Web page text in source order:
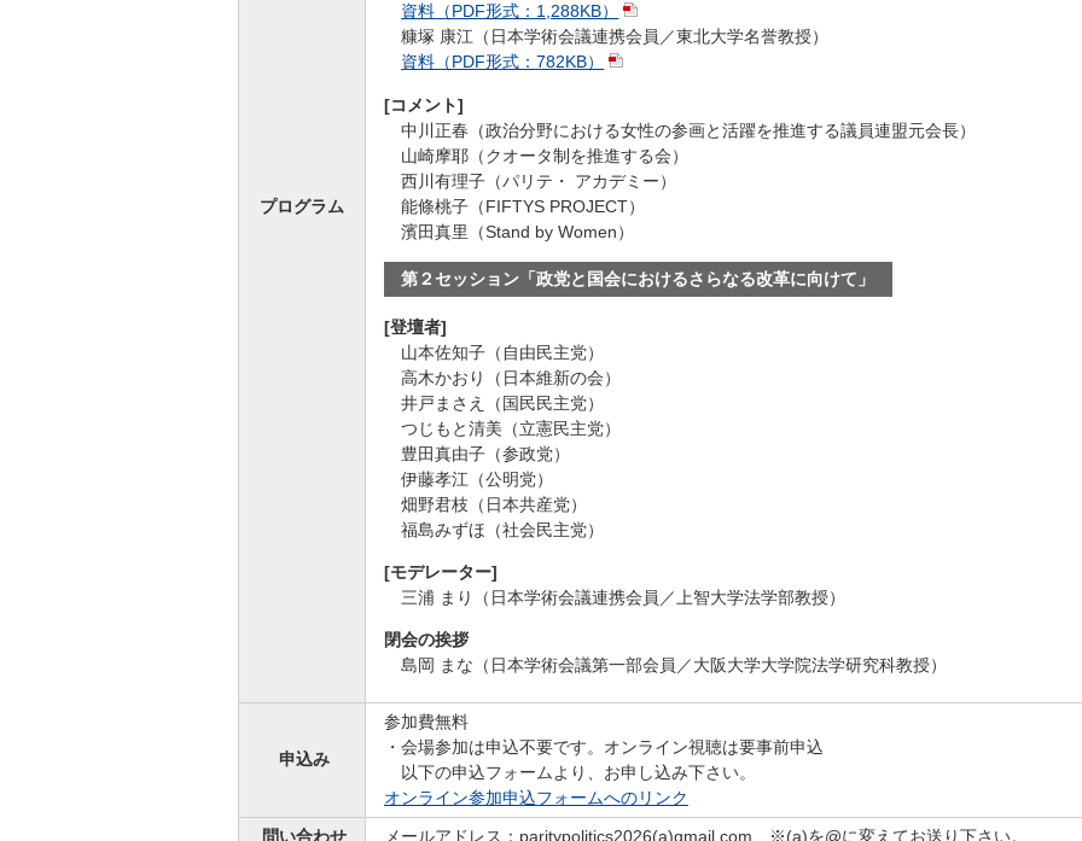
プログラム
資料（PDF形式：1,288KB）
糠塚 康江（日本学術会議連携会員／東北大学名誉教授）
資料（PDF形式：782KB）
[コメント]
中川正春（政治分野における女性の参画と活躍を推進する議員連盟元会長）
山崎摩耶（クオータ制を推進する会）
西川有理子（パリテ・ アカデミー）
能條桃子（FIFTYS PROJECT）
濱田真里（Stand by Women）
第２セッション「政党と国会におけるさらなる改革に向けて」
[登壇者]
山本佐知子（自由民主党）
高木かおり（日本維新の会）
井戸まさえ（国民民主党）
つじもと清美（立憲民主党）
豊田真由子（参政党）
伊藤孝江（公明党）
畑野君枝（日本共産党）
福島みずほ（社会民主党）
[モデレーター]
三浦 まり（日本学術会議連携会員／上智大学法学部教授）
閉会の挨拶
島岡 まな（日本学術会議第一部会員／大阪大学大学院法学研究科教授）
申込み
参加費無料
・会場参加は申込不要です。オンライン視聴は要事前申込
以下の申込フォームより、お申し込み下さい。
オンライン参加申込フォームへのリンク
問い合わせ
メールアドレス：paritypolitics2026(a)gmail.com ※(a)を@に変えてお送り下さい。